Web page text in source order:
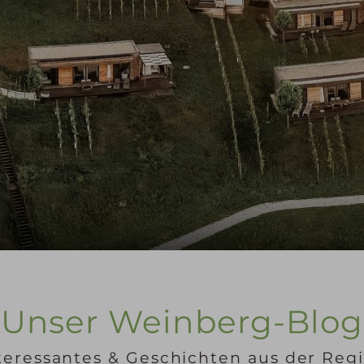
Unser Weinberg-Blog
& Geschichten aus der